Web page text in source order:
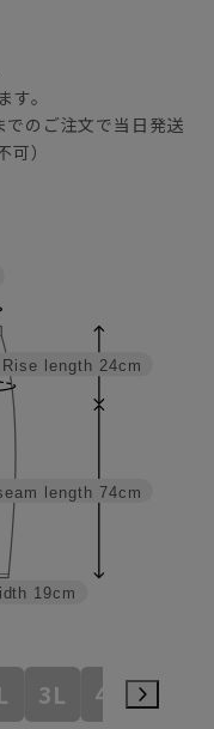
。
のご注文で当日発送
）
length 74cm
Rise length 24cm
19cm
3L 4L